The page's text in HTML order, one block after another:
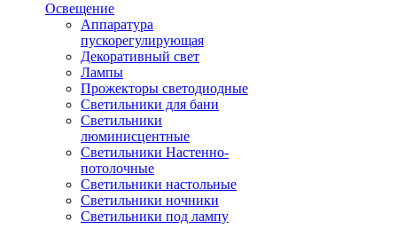
Освещение
Аппаратура
пускорегулирующая
Декоративный свет
Лампы
Прожекторы светодиодные
Светильники для бани
Светильники
люминисцентные
Светильники Настенно-
потолочные
Светильники настольные
Светильники ночники
Светильники под лампу